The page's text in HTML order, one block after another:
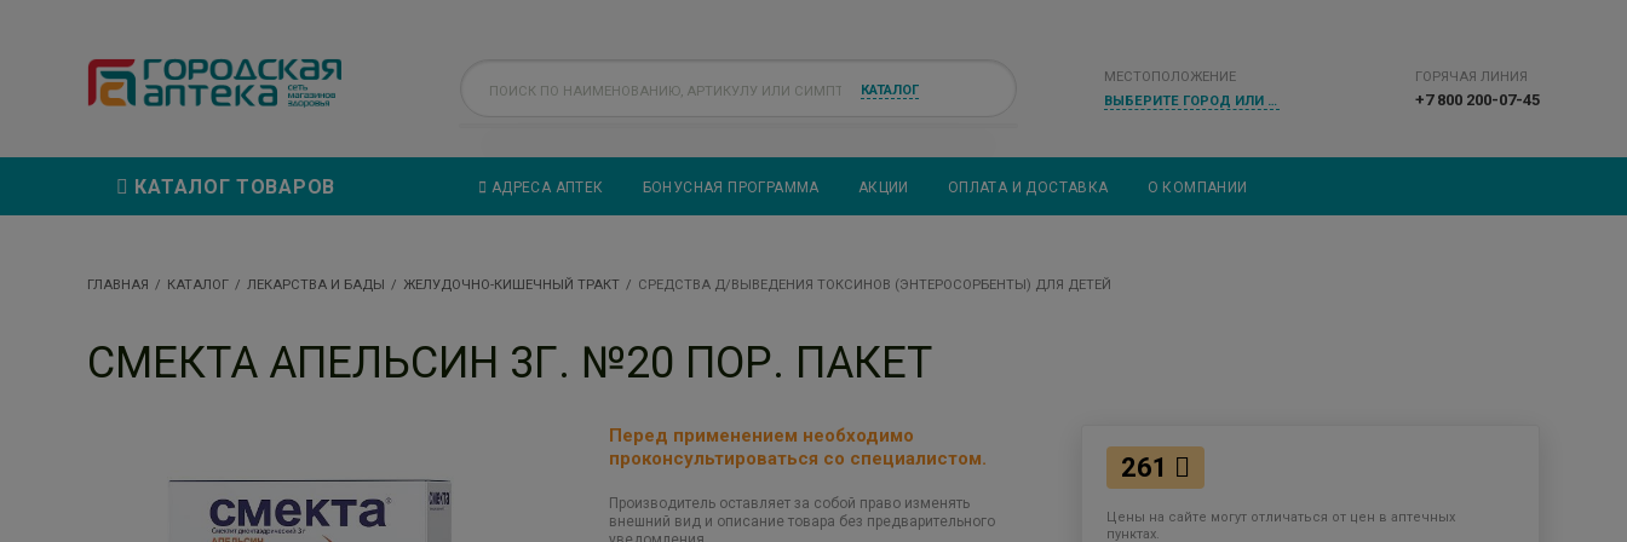
КАТАЛОГ
МЕСТОПОЛОЖЕНИЕ
ВЫБЕРИТЕ ГОРОД ИЛИ НАСЕЛЕННЫЙ ПУНКТ
ГОРЯЧАЯ ЛИНИЯ
+7 800 200-07-45
АДРЕСА АПТЕК БОНУСНАЯ ПРОГРАММА АКЦИИ ОПЛАТА И ДОСТАВКА О КОМПАНИИ
КАТАЛОГ ТОВАРОВ
ГЛАВНАЯ КАТАЛОГ ЛЕКАРСТВА И БАДЫ ЖЕЛУДОЧНО-КИШЕЧНЫЙ ТРАКТ СРЕДСТВА Д/ВЫВЕДЕНИЯ ТОКСИНОВ (ЭНТЕРОСОРБЕНТЫ) ДЛЯ ДЕТЕЙ
СМЕКТА АПЕЛЬСИН 3Г. №20 ПОР. ПАКЕТ
Перед применением необходимо
проконсультироваться со специалистом.
Производитель оставляет за собой право изменять
внешний вид и описание товара без предварительного
261
Цены на сайте могут отличаться от цен в аптечных
пунктах.